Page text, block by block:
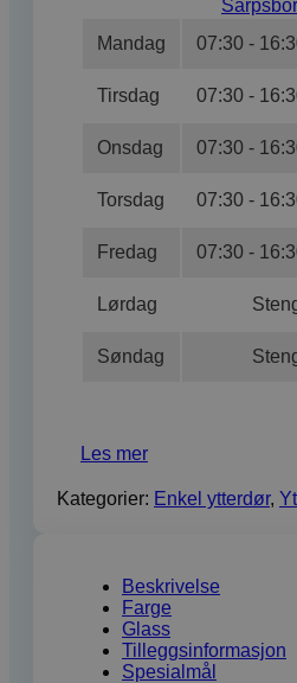
Mandag
07:30 -
Tirsdag 07:30 -
Onsdag 07:30 -
Torsdag 07:30 -
Fredag 07:30 -
Lørdag
Søndag
Les mer
Kategorier: Enkel ytterdør,
Beskrivelse
Farge
Glass
Tilleggsinformasjon
Spesialmål